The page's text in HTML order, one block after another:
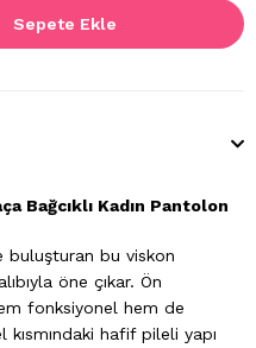
Bağcıklı Kadın Pantolon
bu viskon
öne çıkar. Ön
fonksiyonel hem de
hafif pileli yapı